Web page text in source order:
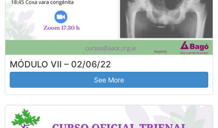
MÓDULO VII – 02/06/22
See More